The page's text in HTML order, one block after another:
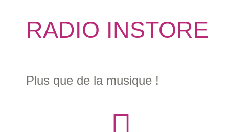
RADIO INSTORE
Plus que de la musique !